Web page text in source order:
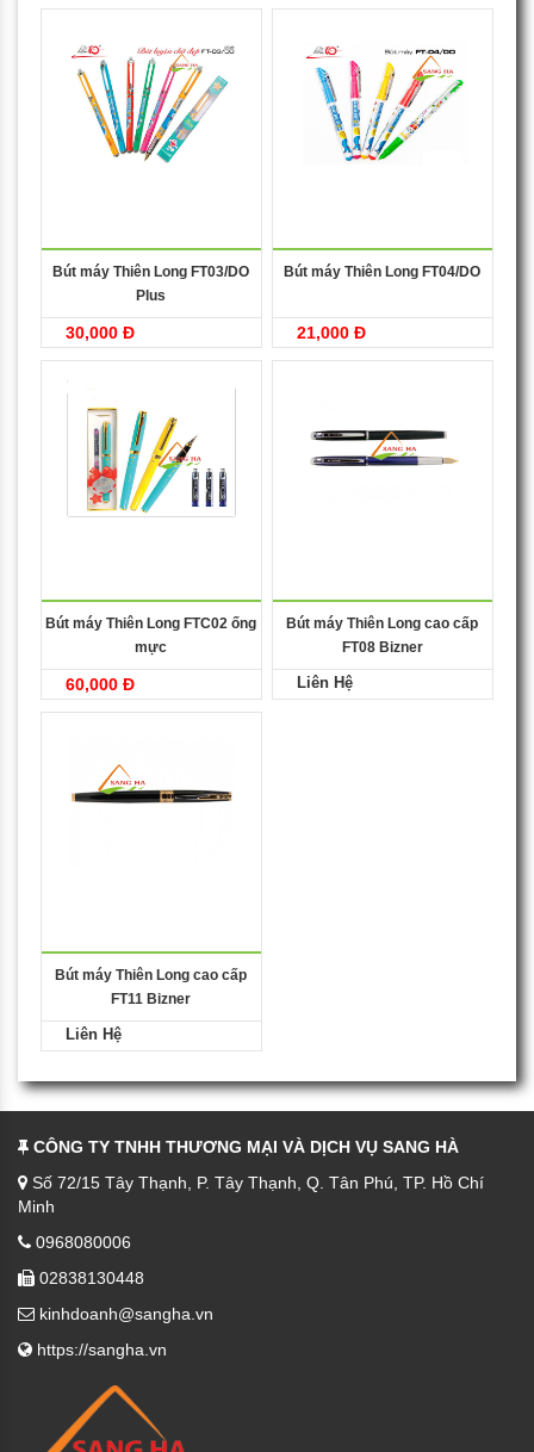
Bút máy Thiên Long FT03/DO
Plus
30,000 Đ
Bút máy Thiên Long FT04/DO
21,000 Đ
Bút máy Thiên Long FTC02 ống
mực
60,000 Đ
Bút máy Thiên Long cao cấp
FT08 Bizner
Liên Hệ
Bút máy Thiên Long cao cấp
FT11 Bizner
Liên Hệ
CÔNG TY TNHH THƯƠNG MẠI VÀ DỊCH VỤ SANG HÀ
Số 72/15 Tây Thạnh, P. Tây Thạnh, Q. Tân Phú, TP. Hồ Chí
Minh
0968080006
02838130448
kinhdoanh@sangha.vn
https://sangha.vn